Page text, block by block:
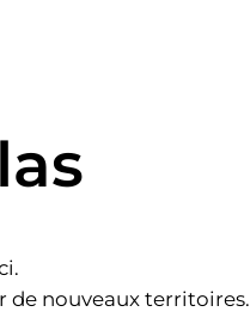
de nouveaux territoires.